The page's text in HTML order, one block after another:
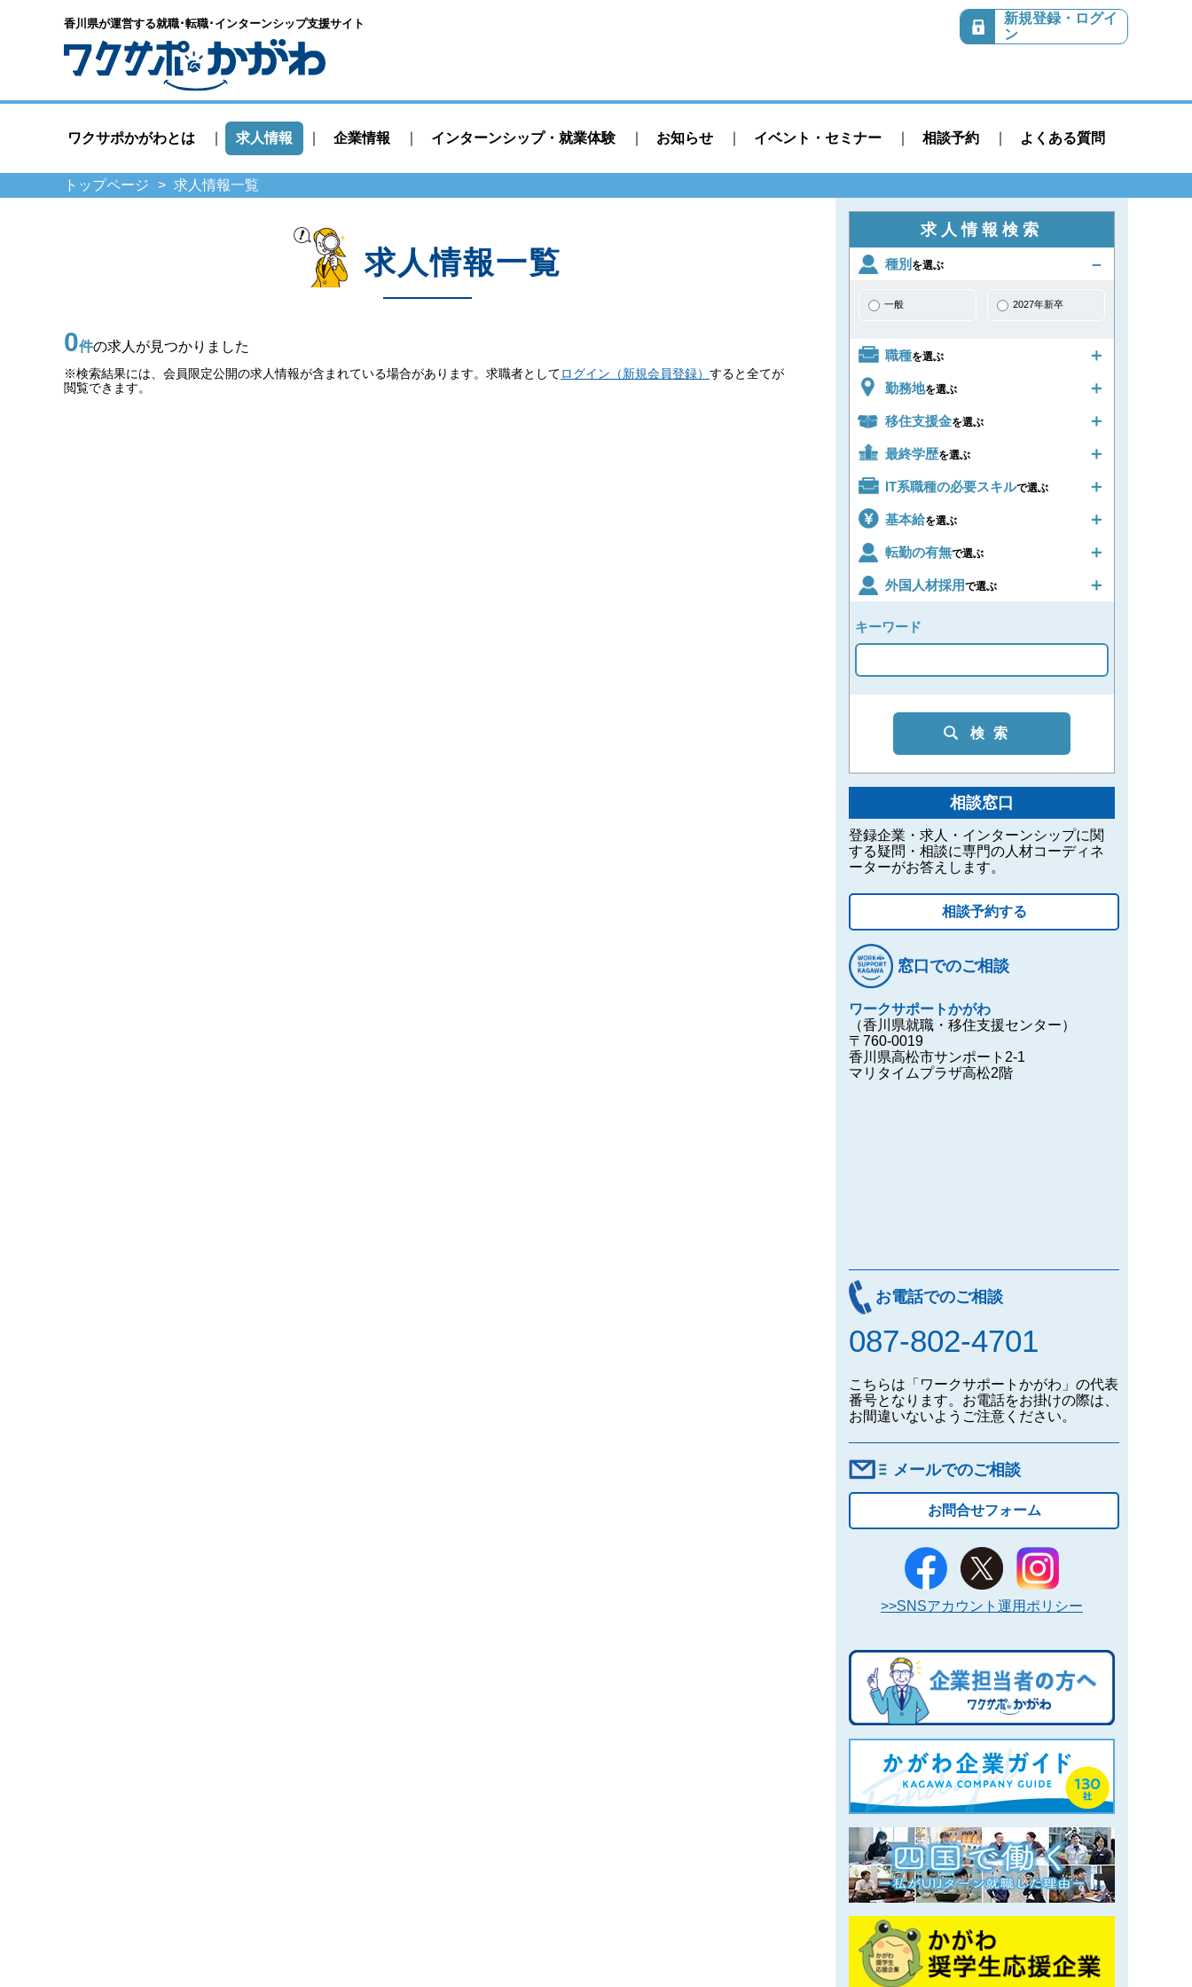
香川県が運営する就職･転職･ インターンシップ支援サイト
新規登録・ログイ
ン
ワクサポかがわとは 求人情報 企業情報 インターンシップ・就業体験 お知らせ イベント・セミナー 相談予約 よくある質問
トップページ 求人情報一覧
求人情報一覧
0件の求人が見つかりました
※検索結果には、会員限定公開の求人情報が含まれている場合があります。求職者としてログイン（新規会員登録） すると全てが
閲覧できます。
求人情報検索
種別 を選ぶ
一般 2027年新卒
職種を選ぶ
勤務地を選ぶ
移住支援金を選ぶ
最終学歴を選ぶ
IT系職種の必要スキルで選ぶ
基本給を選ぶ
転勤の有無で選ぶ
外国人材採用で選ぶ
キーワード
検索
相談窓口
登録企業・求人・インターンシップに関
する疑問・相談に専門の人材コーディネ
ーターがお答えします。
相談予約する
窓口でのご相談
ワークサポートかがわ
（香川県就職・移住支援センター）
〒760-0019
香川県高松市サンポート2-1
マリタイムプラザ高松2階
お電話でのご相談
087-802-4701
こちらは「ワークサポートかがわ」の代表
番号となります。お電話をお掛けの際は、
お間違いないようご注意ください。
メールでのご相談
お問合せフォーム
>>SNSアカウント運用ポリシー